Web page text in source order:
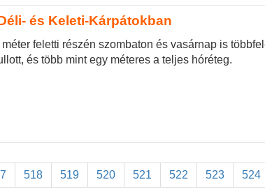
és Keleti-Kárpátokban
feletti részén szombaton és vasárnap is
és több mint egy méteres a teljes hóréteg.
518 519 520 521 522 523 524